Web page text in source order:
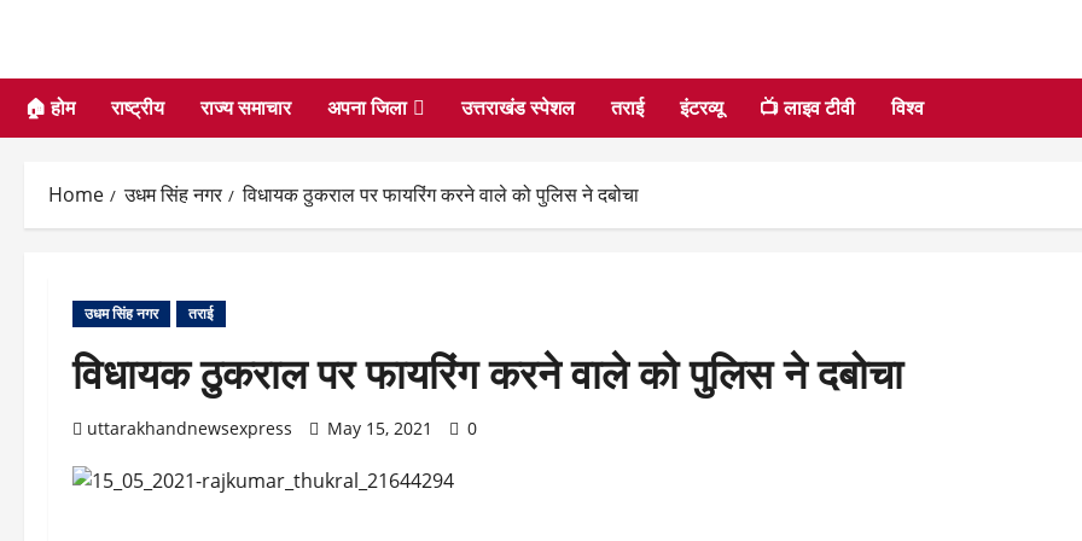
🏠 होम राष्ट्रीय राज्य समाचार अपना जिला उत्तराखंड स्पेशल तराई इंटरव्यू 📺 लाइव टीवी विश्व
Home उधम सिंह नगर विधायक ठुकराल पर फायरिंग करने वाले को पुलिस ने दबोचा
उधम सिंह नगर तराई
विधायक ठुकराल पर फायरिंग करने वाले को पुलिस ने दबोचा
uttarakhandnewsexpress May 15, 2021 0